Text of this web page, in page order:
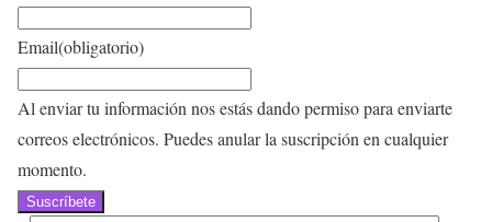
Email(obligatorio)
Al enviar tu información nos estás dando permiso para enviarte
correos electrónicos. Puedes anular la suscripción en cualquier
momento.
Suscríbete